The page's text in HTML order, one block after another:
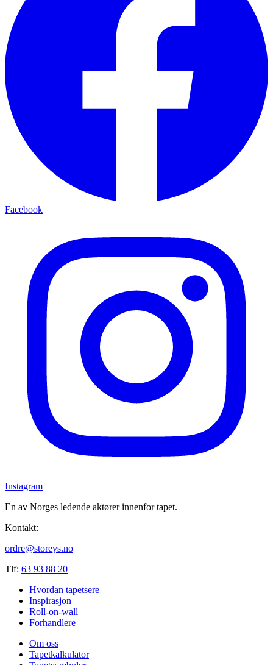
Facebook
Instagram
En av Norges ledende aktører innenfor tapet.
Kontakt:
ordre@storeys.no
Tlf: 63 93 88 20
Hvordan tapetsere
Inspirasjon
Roll-on-wall
Forhandlere
Om oss
Tapetkalkulator